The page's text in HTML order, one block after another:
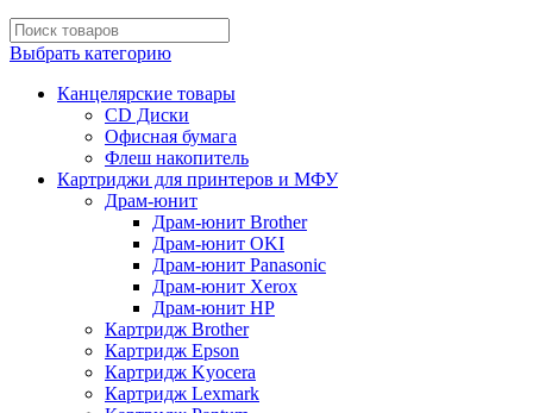
Выбрать категорию
Канцелярские товары
CD Диски
Офисная бумага
Флеш накопитель
Картриджи для принтеров и МФУ
Драм-юнит
Драм-юнит Brother
Драм-юнит OKI
Драм-юнит Panasonic
Драм-юнит Xerox
Драм-юнит НР
Картридж Brother
Картридж Epson
Картридж Kyocera
Картридж Lexmark